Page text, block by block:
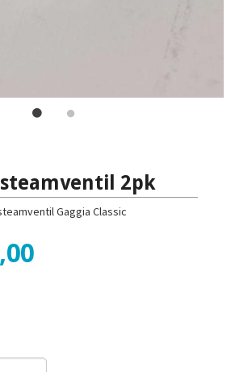
2pk
Gaggia Classic